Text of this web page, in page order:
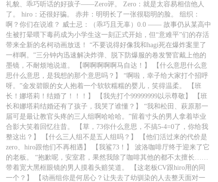
礼貌、乖巧听话的好孩子——Zero评。 Zero：就是太容易相信他人
了。 hiro：还很好骗。 赤井：明明长了一张很聪明的脸。 组织：
啊？你们在说谁？ 威士忌：（乖巧且无辜）0.0 —— 故事仍从某高中
生被打晕喂下毒药成为小学生这一刻正式开始，但“意难平”们的存活
带来全新的名柯动画放送！ “不要说得好像我和hagi死在爆炸案里了
一样啊。”三分钟内迅速解决炸弹、脱下防爆服的卷发警官戴上他的
墨镜，不耐烦地说道。 【啊啊啊啊啊马自达！】 【什么意思什么意
思什么意思，是我想的那个意思吗？】 “啊啦，幸子给大家打个招呼
呀。”金发碧眼的女人抱着一个软软糯糯的婴儿，笑得温柔。 【班
长！娜塔莉！结婚了！！！】 【我先打个99999999以示尊敬】 【班
长和娜塔莉结婚还有了孩子，我哭了谁懂？】 “我和松田、萩原那一
届可是最让教官头疼的三人组啊哈哈哈。”留着寸头的男人拿着毕业
合影大笑着回忆往昔。 【草，73你什么意思，不搞5-4=0了，你给我
整这出？】 【什么三人组不是五人组吗？】 【他们活过来的代价是
zero、hiro跟他们不再相遇】 【我鲨73！】 波洛咖啡厅终于迎来了它
的老板。 “抱歉呢，安室君，果然我除了咖啡其他的都不太擅长……
带着宽大黑框眼镜的男人摸着头赔笑道。 【这老板CV跟hiro用的同
一个？】 【动画组你是何居心？让失去了幼驯染的人去整天面对一